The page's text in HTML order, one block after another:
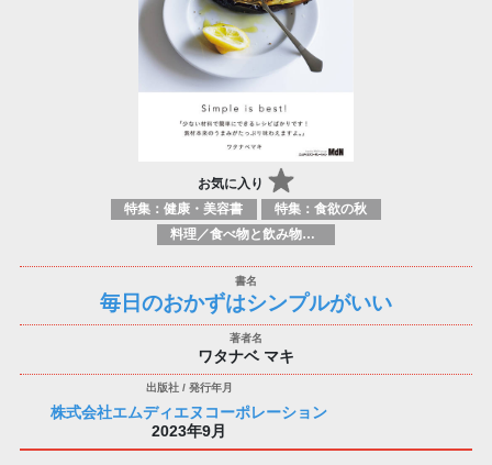
お気に入り
特集：健康・美容書
特集：食欲の秋
料理／食べ物と飲み物／食に関する記述
毎日のおかずはシンプルがいい
ワタナベ マキ
株式会社エムディエヌコーポレーション
2023年9月